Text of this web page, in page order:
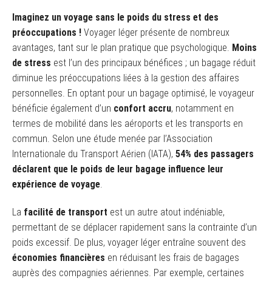
Imaginez un voyage sans le poids du stress et des
préoccupations ! Voyager léger présente de nombreux
avantages, tant sur le plan pratique que psychologique. Moins
de stress est l’un des principaux bénéfices ; un bagage réduit
diminue les préoccupations liées à la gestion des affaires
personnelles. En optant pour un bagage optimisé, le voyageur
bénéficie également d’un confort accru, notamment en
termes de mobilité dans les aéroports et les transports en
commun. Selon une étude menée par l’Association
Internationale du Transport Aérien (IATA), 54% des passagers
déclarent que le poids de leur bagage influence leur
expérience de voyage.
La facilité de transport est un autre atout indéniable,
permettant de se déplacer rapidement sans la contrainte d’un
poids excessif. De plus, voyager léger entraîne souvent des
économies financières en réduisant les frais de bagages
auprès des compagnies aériennes. Par exemple, certaines